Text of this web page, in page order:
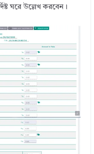
ঘরে উল্লেখ করবেন।